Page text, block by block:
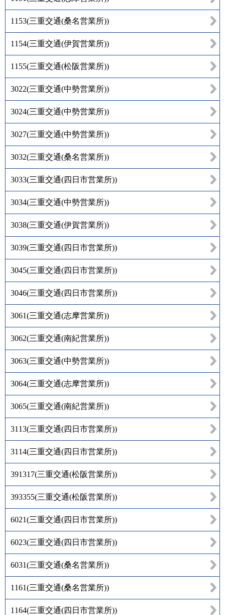
1153(三重交通(桑名営業所))
1154(三重交通(伊賀営業所))
1155(三重交通(松阪営業所))
3022(三重交通(中勢営業所))
3024(三重交通(中勢営業所))
3027(三重交通(中勢営業所))
3032(三重交通(桑名営業所))
3033(三重交通(四日市営業所))
3034(三重交通(中勢営業所))
3038(三重交通(伊賀営業所))
3039(三重交通(四日市営業所))
3045(三重交通(四日市営業所))
3046(三重交通(四日市営業所))
3061(三重交通(志摩営業所))
3062(三重交通(南紀営業所))
3063(三重交通(中勢営業所))
3064(三重交通(志摩営業所))
3065(三重交通(南紀営業所))
3113(三重交通(四日市営業所))
3114(三重交通(四日市営業所))
391317(三重交通(松阪営業所))
393355(三重交通(松阪営業所))
6021(三重交通(四日市営業所))
6023(三重交通(四日市営業所))
6031(三重交通(桑名営業所))
1161(三重交通(桑名営業所))
1164(三重交通(四日市営業所))